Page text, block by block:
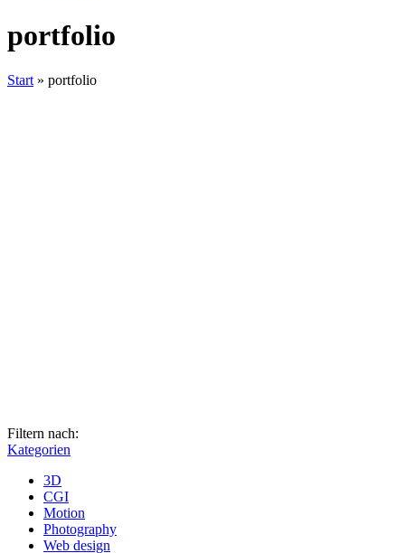
portfolio
Start » portfolio
Filtern nach:
Kategorien
3D
CGI
Motion
Photography
Web design